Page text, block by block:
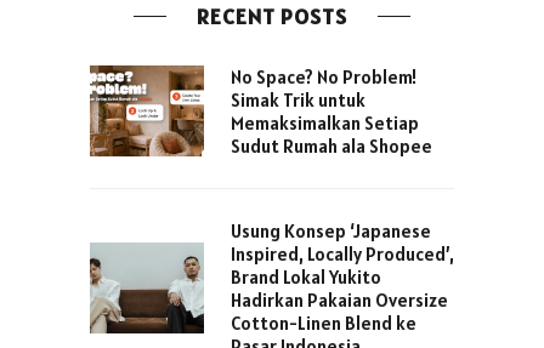
RECENT POSTS
No Space? No Problem!
Simak Trik untuk
Memaksimalkan Setiap
Sudut Rumah ala Shopee
Usung Konsep ‘Japanese
Inspired, Locally Produced’,
Brand Lokal Yukito
Hadirkan Pakaian Oversize
Cotton-Linen Blend ke